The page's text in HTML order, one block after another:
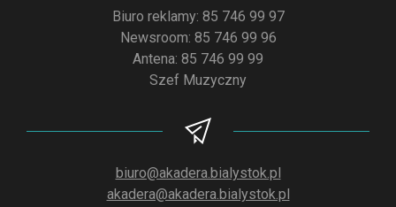
Biuro reklamy: 85 746 99 97
Newsroom: 85 746 99 96
Antena: 85 746 99 99
Szef Muzyczny
biuro@akadera.bialystok.pl
akadera@akadera.bialystok.pl